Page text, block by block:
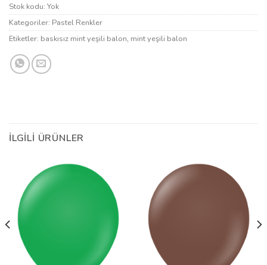
Stok kodu: Yok
Kategoriler: Pastel Renkler
Etiketler: baskısız mint yeşili balon, mint yeşili balon
İLGILI ÜRÜNLER